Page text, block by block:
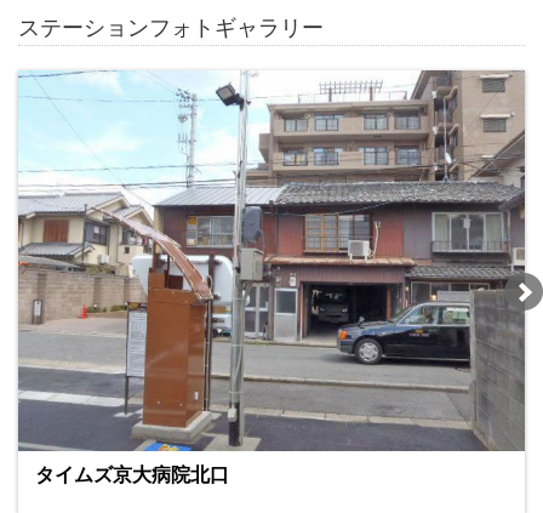
ステーションフォトギャラリー
タイムズ京大病院北口